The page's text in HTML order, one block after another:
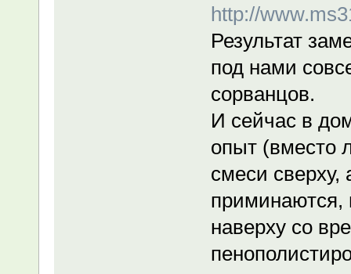
http://
Результат
под нами
сорванцов.
И сейчас в
опыт (вместо
смеси сверху,
приминаются,
наверху со